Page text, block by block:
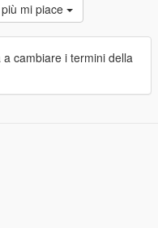
mi piace
cambiare i termini della